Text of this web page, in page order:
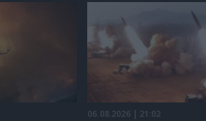
06.08.2026 | 21:02